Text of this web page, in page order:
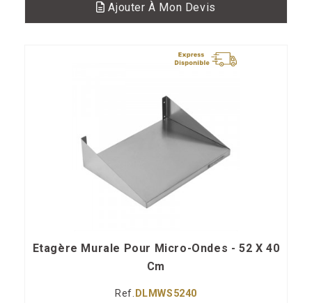
Ajouter À Mon Devis
Etagère Murale Pour Micro-Ondes - 52 X 40
Cm
Ref. DLMWS5240